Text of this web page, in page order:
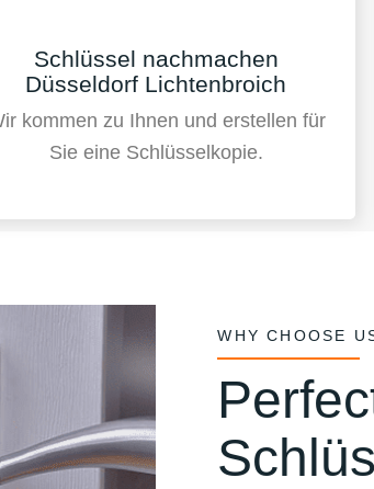
Schlüssel nachmachen
Düsseldorf Lichtenbroich
kommen zu Ihnen und erstellen für
Sie eine Schlüsselkopie.
WHY CHOOSE